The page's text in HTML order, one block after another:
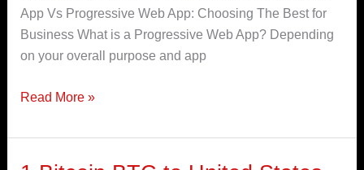
App Vs Progressive Web App: Choosing The Best for
Business What is a Progressive Web App? Depending
on your overall purpose and app
Read More »